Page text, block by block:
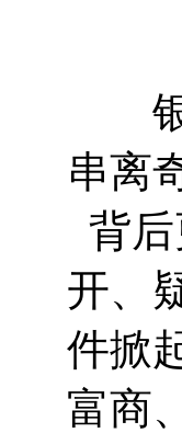
银
串离
背
开、
件掀
富商